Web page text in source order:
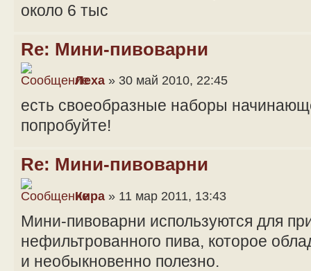
около 6 тыс
Re: Мини-пивоварни
Леха » 30 май 2010, 22:45
есть своеобразные наборы
попробуйте!
Re: Мини-пивоварни
Кира » 11 мар 2011, 13:43
Мини-пивоварни используются для
нефильтрованного пива, которое
и необыкновенно полезно.